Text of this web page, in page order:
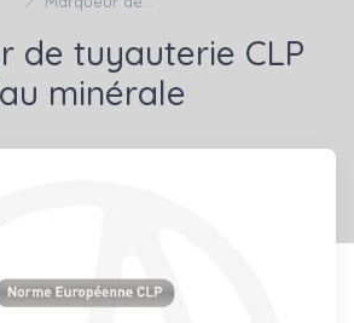
de tuyauterie CLP
minérale